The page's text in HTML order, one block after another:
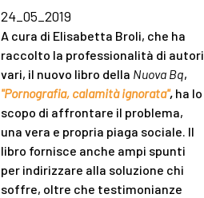
24_05_2019
A cura di Elisabetta Broli, che ha
raccolto la professionalità di autori
vari, il nuovo libro della Nuova Bq,
"Pornografia, calamità ignorata", ha lo
scopo di affrontare il problema,
una vera e propria piaga sociale. Il
libro fornisce anche ampi spunti
per indirizzare alla soluzione chi
soffre, oltre che testimonianze